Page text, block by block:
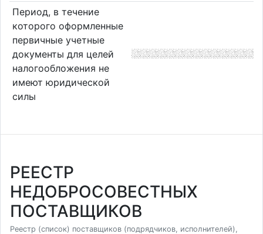
Период, в течение
которого оформленные
первичные учетные
документы для целей
налогообложения не
имеют юридической
силы
РЕЕСТР
НЕДОБРОСОВЕСТНЫХ
ПОСТАВЩИКОВ
Реестр (список) поставщиков (подрядчиков, исполнителей),